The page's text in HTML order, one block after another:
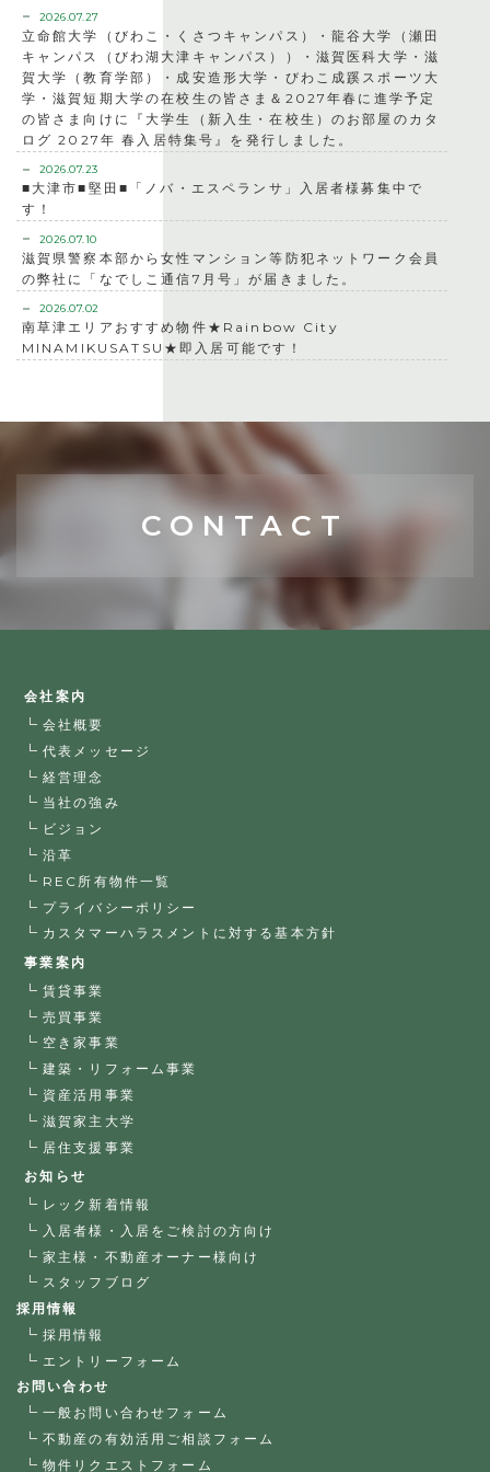
2026.07.27
立命館大学（びわこ・くさつキャンパス）・龍谷大学（瀬田
キャンパス（びわ湖大津キャンパス））・滋賀医科大学・滋
賀大学（教育学部）・成安造形大学・びわこ成蹊スポーツ大
学・滋賀短期大学の在校生の皆さま＆2027年春に進学予定
の皆さま向けに『大学生（新入生・在校生）のお部屋のカタ
ログ 2027年 春入居特集号』を発行しました。
2026.07.23
■大津市■堅田■「ノバ・エスペランサ」入居者様募集中で
す！
2026.07.10
滋賀県警察本部から女性マンション等防犯ネットワーク会員
の弊社に「なでしこ通信7月号」が届きました。
2026.07.02
南草津エリアおすすめ物件★Rainbow City
MINAMIKUSATSU★即入居可能です！
CONTACT
会社案内
会社概要
代表メッセージ
経営理念
当社の強み
ビジョン
沿革
REC所有物件一覧
プライバシーポリシー
カスタマーハラスメントに対する基本方針
事業案内
賃貸事業
売買事業
空き家事業
建築・リフォーム事業
資産活用事業
滋賀家主大学
居住支援事業
お知らせ
レック新着情報
入居者様・入居をご検討の方向け
家主様・不動産オーナー様向け
スタッフブログ
採用情報
採用情報
エントリーフォーム
お問い合わせ
一般お問い合わせフォーム
不動産の有効活用ご相談フォーム
物件リクエストフォーム